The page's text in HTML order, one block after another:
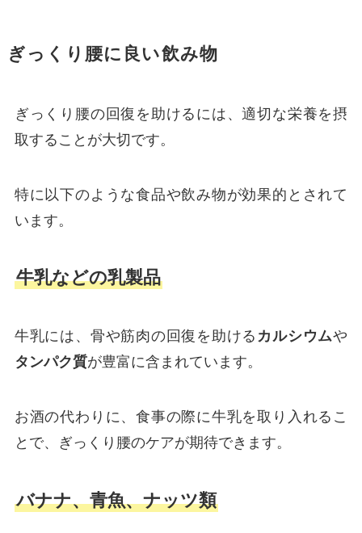
ぎっくり腰に良い飲み物
ぎっくり腰の回復を助けるには、適切な栄養を摂
取することが大切です。
特に以下のような食品や飲み物が効果的とされて
います。
牛乳などの乳製品
牛乳には、骨や筋肉の回復を助ける カルシウムや
タンパク質が豊富に含まれています。
お酒の代わりに、食事の際に牛乳を取り入れるこ
とで、ぎっくり腰のケアが期待できます。
バナナ、青魚、ナッツ類